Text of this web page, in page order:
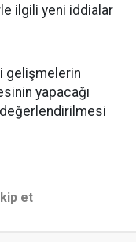
ilgili yeni iddialar
gelişmelerin
yapacağı
et